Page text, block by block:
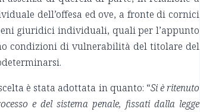
dell’offesa ed ove, a fronte di cornici
giuridici individuali, quali per l’appunto
condizioni di vulnerabilità del titolare del
è stata adottata in quanto: “Si è ritenuto
e del sistema penale, fissati dalla legge